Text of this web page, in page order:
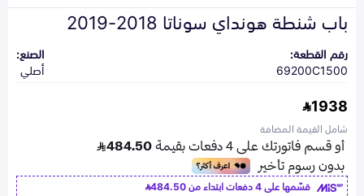
باب شنطة هونداي سوناتا 2018-2019
رقم القطعة:
69200C1500
الصنع:
أصلي
1938
شامل القيمة المضافة
قسّمها على 4 دفعات ابتداء من
484.50